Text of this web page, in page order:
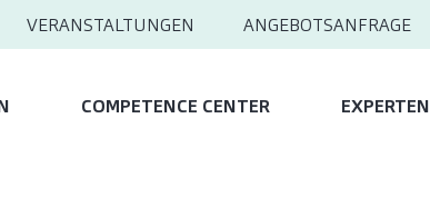
VERANSTALTUNGEN ANGEBOTSANFRAGE
COMPETENCE CENTER EXPERTEN